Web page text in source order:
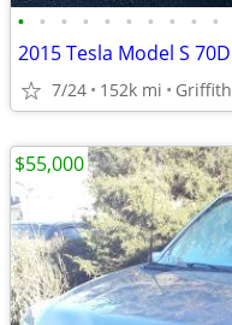
• • • • • • • • • •
2015 Tesla Model S 70D
7/24 152k mi Griffith
$55,000